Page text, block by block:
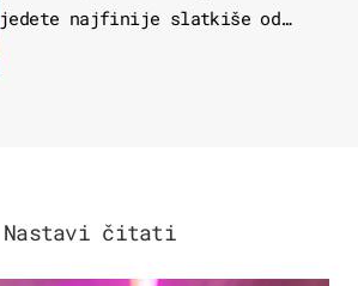
jedete najfinije slatkiše od
Nastavi čitati